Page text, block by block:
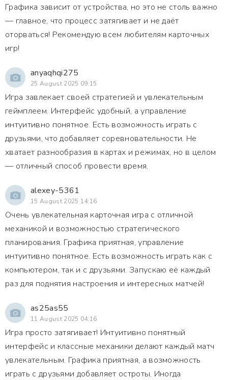
Графика зависит от устройства, но это не столь важно
— главное, что процесс затягивает и не даёт
оторваться! Рекомендую всем любителям карточных
игр!
anyaqhqi275
25 August 2025 09:15
Игра завлекает своей стратегией и увлекательным
геймплеем. Интерфейс удобный, а управление
интуитивно понятное. Есть возможность играть с
друзьями, что добавляет соревновательности. Не
хватает разнообразия в картах и режимах, но в целом
— отличный способ провести время.
alexey-5361
15 August 2025 14:16
Очень увлекательная карточная игра с отличной
механикой и возможностью стратегического
планирования. Графика приятная, управление
интуитивно понятное. Есть возможность играть как с
компьютером, так и с друзьями. Запускаю её каждый
раз для поднятия настроения и интересных матчей!
as25as55
11 August 2025 04:16
Игра просто затягивает! Интуитивно понятный
интерфейс и классные механики делают каждый матч
увлекательным. Графика приятная, а возможность
играть с друзьями добавляет остроты. Иногда